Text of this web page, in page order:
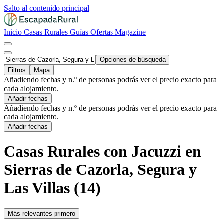
Salto al contenido principal
Inicio Casas Rurales Guías Ofertas Magazine
Opciones de búsqueda
Filtros
Mapa
Añadiendo fechas y n.º de personas podrás ver el precio exacto para
cada alojamiento.
Añadir fechas
Añadiendo fechas y n.º de personas podrás ver el precio exacto para
cada alojamiento.
Añadir fechas
Casas Rurales con Jacuzzi en
Sierras de Cazorla, Segura y
Las Villas (14)
Más relevantes primero